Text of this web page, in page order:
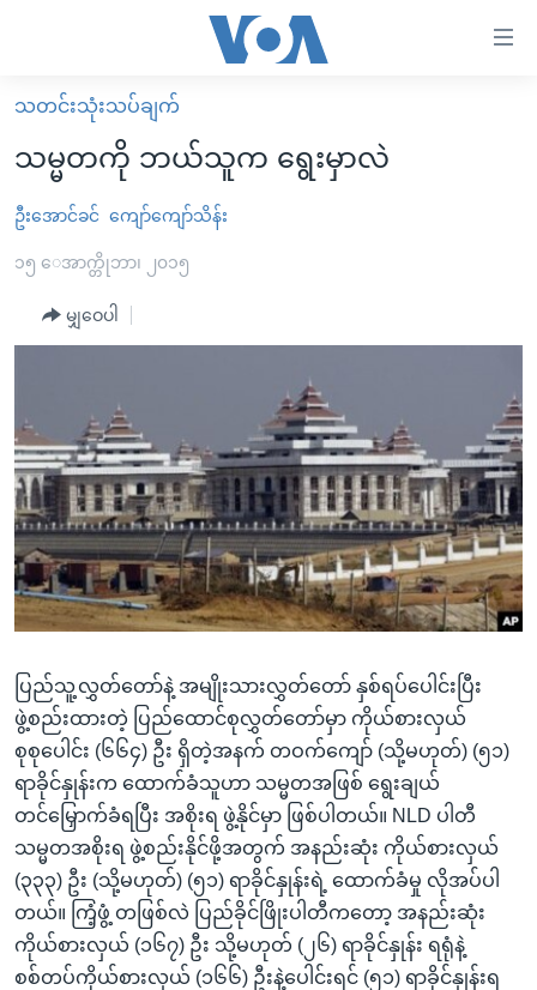
လွယ်ကူ
စေ
သည့်
Link
များ
အကြောင်းအရာ
ကြည့်
ရန်
ပင်မ
အ
ညွန်း
စာမျက်နှာ
ကျော်
ကြည့်
ရန်
ရှာဖွေ
ကျော်
မူလစာမျက်နှာ
မြန်မာ
ကမ္ဘာ့သတင်းများ
နိုင်ငံတကာ
တရုတ်
ဗွီဒီယို
ရပ်ဝန်းတခု လမ်းတခု အလွန်
အမေရိကန်သုံးအီဒီယံ
မကြေးမုံရဲ့ အင်္ဂလိပ်စာ
ရုပ်ရှင်ထဲက အင်္ဂလိပ်စာ
သုတပဒေသာ အင်္ဂလိပ်စာ
အပတ်စဉ်ကဏ္ဍများ
ရေဒီယို
တီဗွီ
ရေဒီယိုနှင့်ရုပ်သံ အချက်အလက်များ
ရေဒီယို/တီဗွီအစီအစဉ်
Learning English
ဘာသာစကားများ
သတင်းသုံးသပ်ချက်
သမ္မတကို ဘယ်သူက ရွေးမှာလဲ
ဦးအောင်ခင် ကျော်ကျော်သိန်း
၁၅ ေအာက္တိုဘာ၊ ၂၀၁၅
မျှဝေပါ
ပြည်သူ့လွှတ်တော်နဲ့ အမျိုးသားလွှတ်တော် နှစ်ရပ်ပေါင်းပြီး
ဖွဲ့စည်းထားတဲ့ ပြည်ထောင်စုလွှတ်တော်မှာ ကိုယ်စားလှယ်
စုစုပေါင်း (၆၆၄) ဦး ရှိတဲ့အနက် တဝက်ကျော် (သို့မဟုတ်) (၅၁)
ရာခိုင်နှုန်းက ထောက်ခံသူဟာ သမ္မတအဖြစ် ရွေးချယ်
တင်မြှောက်ခံရပြီး အစိုးရ ဖွဲ့နိုင်မှာ ဖြစ်ပါတယ်။ NLD ပါတီ
သမ္မတအစိုးရ ဖွဲ့စည်းနိုင်ဖို့အတွက် အနည်းဆုံး ကိုယ်စားလှယ်
(၃၃၃) ဦး (သို့မဟုတ်) (၅၁) ရာခိုင်နှုန်းရဲ့ ထောက်ခံမှု လိုအပ်ပါ
တယ်။ ကြံ့ဖွံ့ တဖြစ်လဲ ပြည်ခိုင်ဖြိုးပါတီကတော့ အနည်းဆုံး
ကိုယ်စားလှယ် (၁၆၇) ဦး သို့မဟုတ် (၂၆) ရာခိုင်နှုန်း ရရုံနဲ့
စစ်တပ်ကိုယ်စားလှယ် (၁၆၆) ဦးနဲ့ပေါင်းရင် (၅၁) ရာခိုင်နှုန်းရ